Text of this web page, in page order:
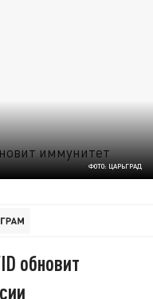
ФОТО: ЦАРЬГРАД
обновит